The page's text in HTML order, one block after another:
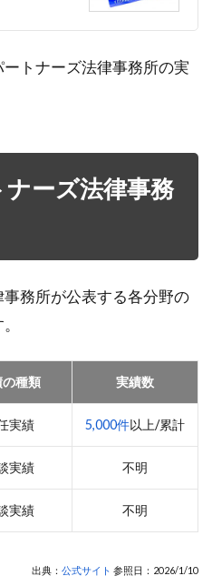
トナーズ法律事務所の実
ーズ法律事務
務所が公表する各分野の
種類 実績数
実績 5,000件以上/累計
実績 不明
実績 不明
出典： 公式サイト 参照日：2026/1/10